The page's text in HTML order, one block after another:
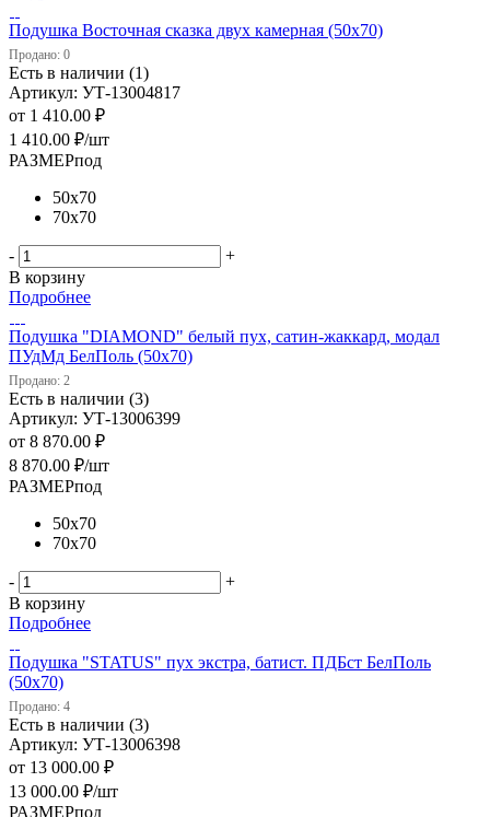
Подушка Восточная сказка двух камерная (50х70)
Продано: 0
Есть в наличии (1)
Артикул: УТ-13004817
от 1 410.00 ₽
1 410.00 ₽/шт
РАЗМЕРпод
50х70
70х70
-
+
В корзину
Подробнее
Подушка "DIAMOND" белый пух, сатин-жаккард, модал
ПУдМд БелПоль (50х70)
Продано: 2
Есть в наличии (3)
Артикул: УТ-13006399
от 8 870.00 ₽
8 870.00 ₽/шт
РАЗМЕРпод
50х70
70х70
-
+
В корзину
Подробнее
Подушка "STATUS" пух экстра, батист. ПДБст БелПоль
(50х70)
Продано: 4
Есть в наличии (3)
Артикул: УТ-13006398
от 13 000.00 ₽
13 000.00 ₽/шт
РАЗМЕРпод